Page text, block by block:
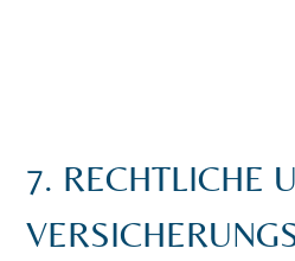
7. RECHTLICHE